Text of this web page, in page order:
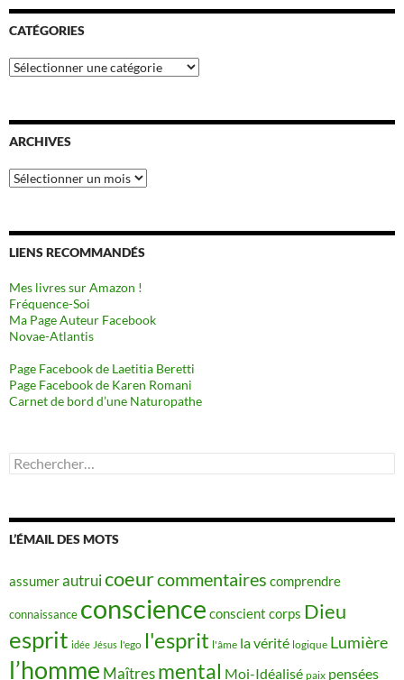
CATÉGORIES
Catégories
ARCHIVES
Archives
LIENS RECOMMANDÉS
Mes livres sur Amazon !
Fréquence-Soi
Ma Page Auteur Facebook
Novae-Atlantis
Page Facebook de Laetitia Beretti
Page Facebook de Karen Romani
Carnet de bord d’une Naturopathe
Rechercher :
L’ÉMAIL DES MOTS
assumerautruicoeurcommentaires comprendre
connaissance conscience conscient corps Dieu
esprit idée Jésus l'ego l'esprit l'âme la vérité logique Lumière
l’homme Maîtres mental Moi-Idéalisé paix pensées